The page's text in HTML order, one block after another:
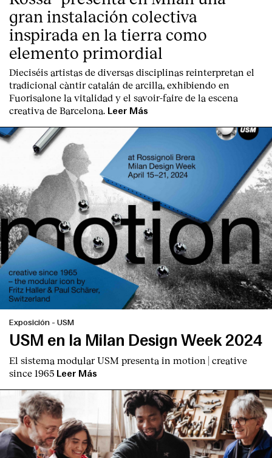
gran instalación colectiva
inspirada en la tierra como
elemento primordial
Dieciséis artistas de diversas disciplinas reinterpretan el
tradicional càntir catalán de arcilla, exhibiendo en
Fuorisalone la vitalidad y el savoir-faire de la escena
creativa de Barcelona. Leer Más
Exposición - USM
USM en la Milan Design Week 2024
El sistema modular USM presenta in motion | creative
since 1965 Leer Más